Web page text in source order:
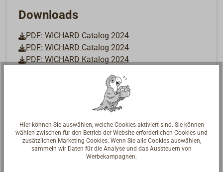
Downloads
PDF: WICHARD Catalog 2024
PDF: WICHARD Catalog 2024
PDF: WICHARD Katalog 2024
Hier können Sie auswählen, welche Cookies aktiviert sind. Sie können
wählen zwischen für den Betrieb der Website erforderlichen Cookies und
zusätzlichen Marketing-Cookies. Wenn Sie alle Cookies auswählen,
sammeln wir Daten für die Analyse und das Aussteuern von
Werbekampagnen.